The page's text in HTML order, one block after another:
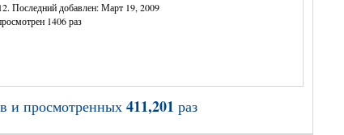
Последний добавлен: Март 19, 2009
1406 раз
и просмотренных 411,201 раз